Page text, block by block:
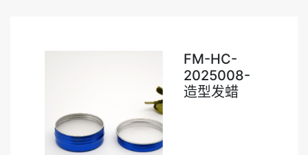
FM-HC-
2025008-
造型发蜡